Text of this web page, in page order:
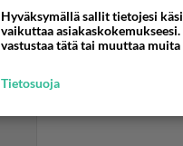
Hyväksymällä sallit tietojesi
vaikuttaa
vastustaa tätä tai muuttaa
Tietosuoja